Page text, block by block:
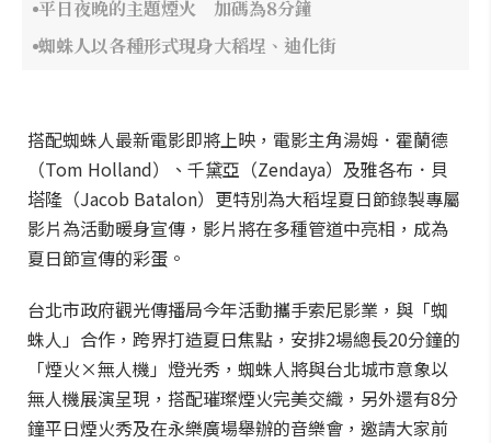
平日夜晚的主題煙火 加碼為8分鐘
蜘蛛人以各種形式現身大稻埕、迪化街
搭配蜘蛛人最新電影即將上映，電影主角湯姆．霍蘭德
（Tom Holland）、千黛亞（Zendaya）及雅各布．貝
塔隆（Jacob Batalon）更特別為大稻埕夏日節錄製專屬
影片為活動暖身宣傳，影片將在多種管道中亮相，成為
夏日節宣傳的彩蛋。
台北市政府觀光傳播局今年活動攜手索尼影業，與「蜘
蛛人」合作，跨界打造夏日焦點，安排2場總長20分鐘的
「煙火×無人機」燈光秀，蜘蛛人將與台北城市意象以
無人機展演呈現，搭配璀璨煙火完美交織，另外還有8分
鐘平日煙火秀及在永樂廣場舉辦的音樂會，邀請大家前